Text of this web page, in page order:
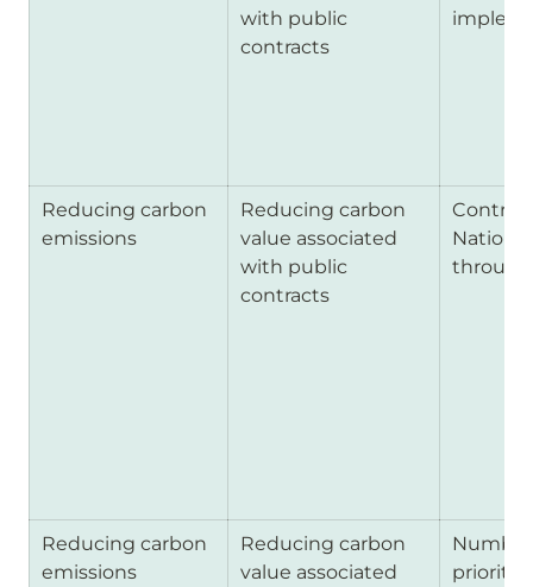
with public
contracts
Reducing carbon
emissions
Reducing carbon
value associated
with public
contracts
through
Reducing carbon
emissions
Reducing carbon
value associated